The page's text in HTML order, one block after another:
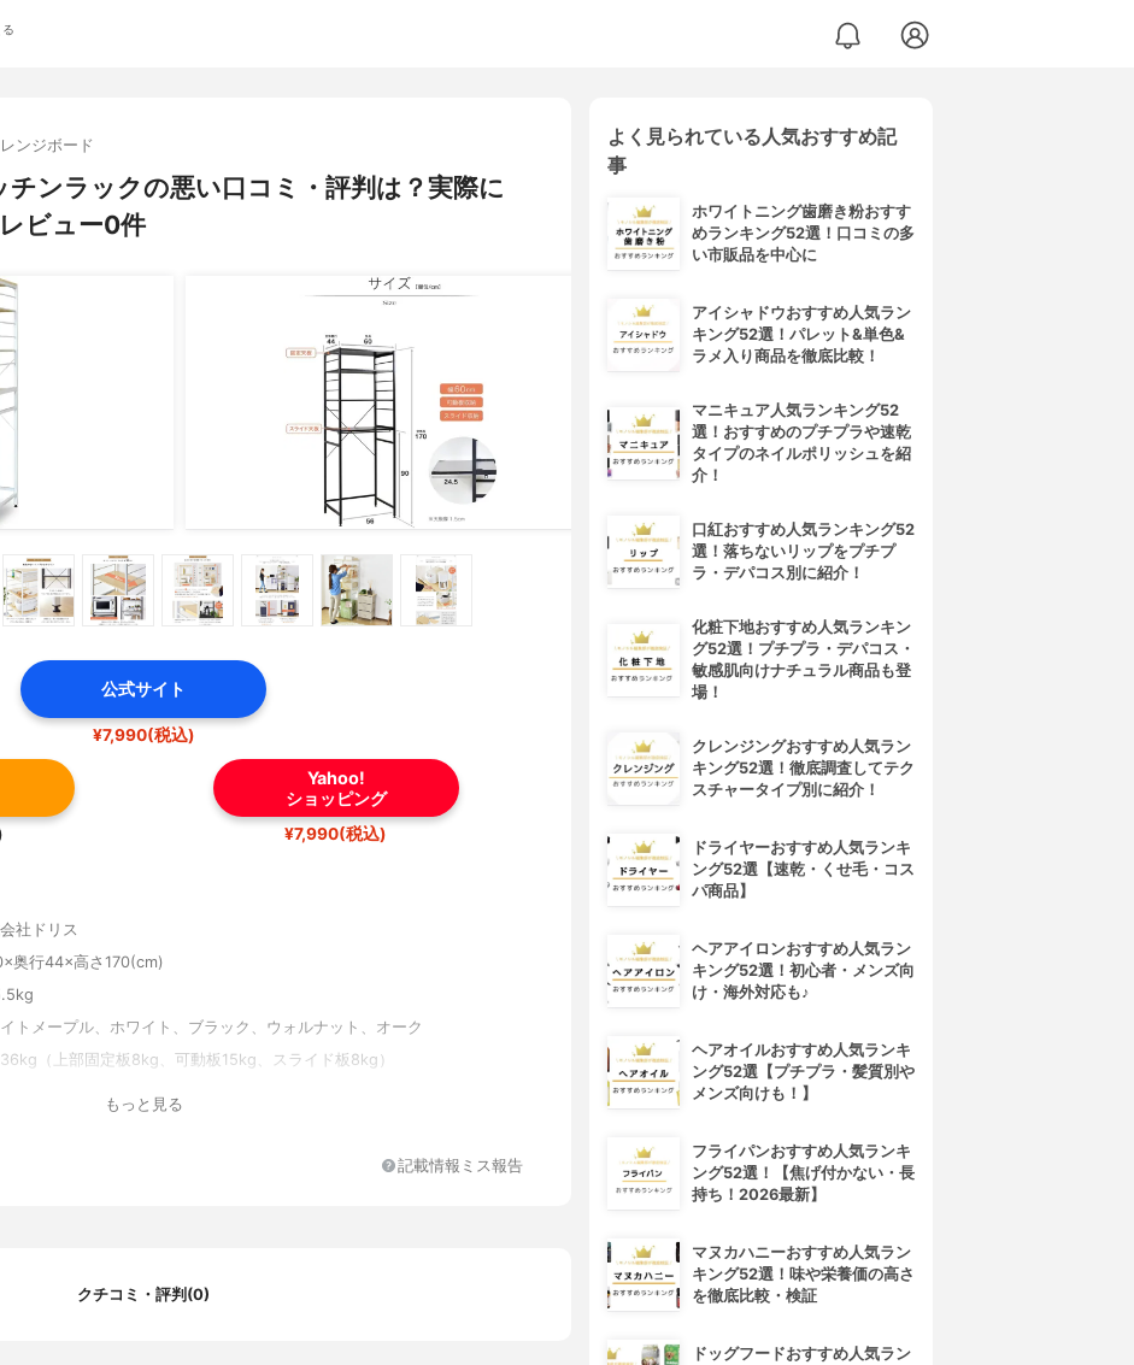
レンジボード
ンラックの悪い口コミ・評判は？実際に
ビュー0件
公式サイト
¥7,990(税込)
Yahoo!
ショッピング
¥7,990(税込)
社ドリス
奥行44×高さ170(cm)
トメープル、ホワイト、ブラック、ウォルナット、オーク
（上部固定板8kg、可動板15kg、スライド板8kg）
もっと見る
記載情報ミス報告
クチコミ・評判(0)
よく見られている人気おすすめ記
事
ホワイトニング歯磨き粉おすす
めランキング52選！口コミの多
い市販品を中心に
アイシャドウおすすめ人気ラン
キング52選！パレット&単色&
ラメ入り商品を徹底比較！
マニキュア人気ランキング52
選！おすすめのプチプラや速乾
タイプのネイルポリッシュを紹
介！
口紅おすすめ人気ランキング52
選！落ちないリップをプチプ
ラ・デパコス別に紹介！
化粧下地おすすめ人気ランキン
グ52選！プチプラ・デパコス・
敏感肌向けナチュラル商品も登
場！
クレンジングおすすめ人気ラン
キング52選！徹底調査してテク
スチャータイプ別に紹介！
ドライヤーおすすめ人気ランキ
ング52選【速乾・くせ毛・コス
パ商品】
ヘアアイロンおすすめ人気ラン
キング52選！初心者・メンズ向
け・海外対応も♪
ヘアオイルおすすめ人気ランキ
ング52選【プチプラ・髪質別や
メンズ向けも！】
フライパンおすすめ人気ランキ
ング52選！【焦げ付かない・長
持ち！2026最新】
マヌカハニーおすすめ人気ラン
キング52選！味や栄養価の高さ
を徹底比較・検証
ドッグフードおすすめ人気ラン